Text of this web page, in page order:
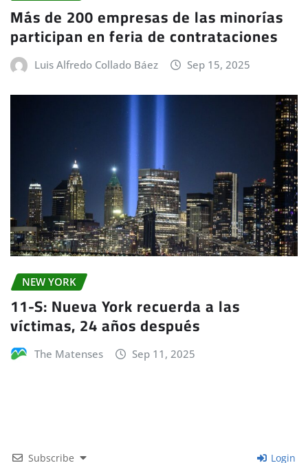
Más de 200 empresas de las minorías
participan en feria de contrataciones
Luis Alfredo Collado Báez Sep 15, 2025
NEW YORK
11-S: Nueva York recuerda a las
víctimas, 24 años después
The Matenses Sep 11, 2025
Subscribe Login